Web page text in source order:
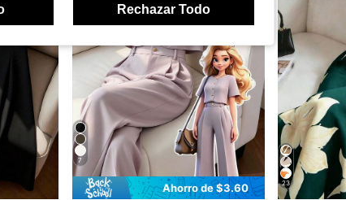
7
Ahorro de $3.60 23
Rechazar Todo